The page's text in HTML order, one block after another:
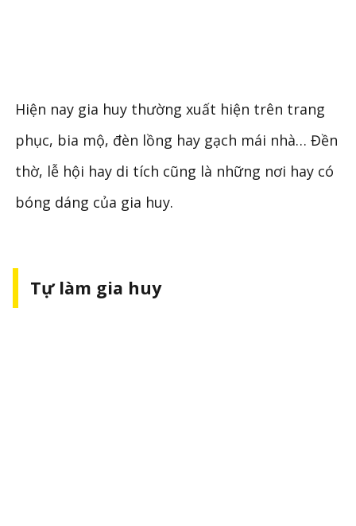
Hiện nay gia huy thường xuất hiện trên trang
phục, bia mộ, đèn lồng hay gạch mái nhà… Đền
thờ, lễ hội hay di tích cũng là những nơi hay có
bóng dáng của gia huy.
Tự làm gia huy